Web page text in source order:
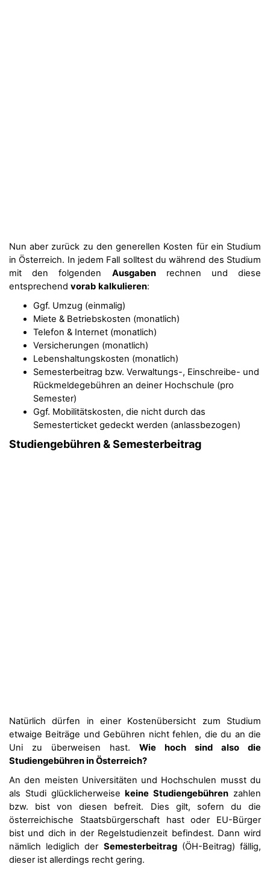
Nun aber zurück zu den generellen Kosten für ein Studium
in Österreich. In jedem Fall solltest du während des Studium
mit den folgenden Ausgabenrechnen und diese
entsprechend vorab kalkulieren:
Ggf. Umzug (einmalig)
Miete & Betriebskosten (monatlich)
Telefon & Internet (monatlich)
Versicherungen (monatlich)
Lebenshaltungskosten (monatlich)
Semesterbeitrag bzw. Verwaltungs-, Einschreibe- und
Rückmeldegebühren an deiner Hochschule (pro
Semester)
Ggf. Mobilitätskosten, die nicht durch das
Semesterticket gedeckt werden (anlassbezogen)
Studiengebühren & Semesterbeitrag
Natürlich dürfen in einer Kostenübersicht zum Studium
etwaige Beiträge und Gebühren nicht fehlen, die du an die
Uni zu überweisen hast. Wie hoch sind also die
Studiengebühren in Österreich?
An den meisten Universitäten und Hochschulen musst du
als Studi glücklicherweisekeine Studiengebühren zahlen
bzw. bist von diesen befreit. Dies gilt, sofern du die
österreichische Staatsbürgerschaft hast oder EU-Bürger
bist und dich in der Regelstudienzeit befindest. Dann wird
nämlich lediglich der Semesterbeitrag(ÖH-Beitrag) fällig,
dieser ist allerdings recht gering.